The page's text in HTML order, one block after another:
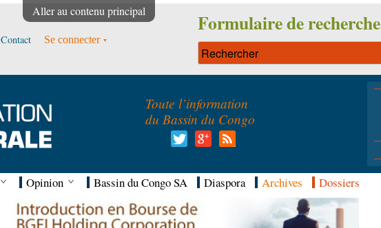
Aller au contenu principal
Contact Se connecter
Formulaire de recherche
Toute l’information
du Bassin du Congo
Opinion Bassin du Congo SA Diaspora Archives Dossiers